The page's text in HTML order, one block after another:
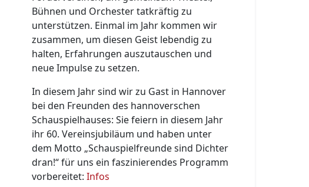
Bühnen und Orchester tatkräftig zu
unterstützen. Einmal im Jahr kommen wir
zusammen, um diesen Geist lebendig zu
halten, Erfahrungen auszutauschen und
neue Impulse zu setzen.
In diesem Jahr sind wir zu Gast in Hannover
bei den Freunden des hannoverschen
Schauspielhauses: Sie feiern in diesem Jahr
ihr 60. Vereinsjubiläum und haben unter
dem Motto „Schauspielfreunde sind Dichter
dran!“ für uns ein faszinierendes Programm
vorbereitet:Infos